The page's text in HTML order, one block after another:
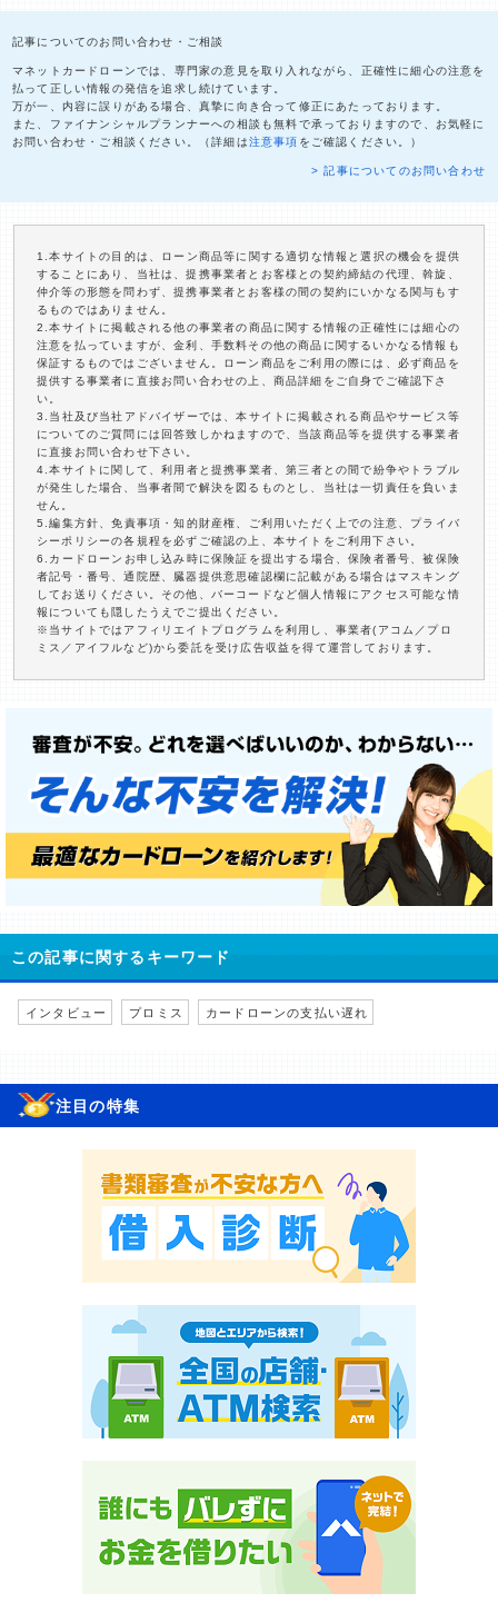
記事についてのお問い合わせ・ご相談
マネットカードローンでは、専門家の意見を取り入れながら、正確性に細心の注意を
払って正しい情報の発信を追求し続けています。
万が一、内容に誤りがある場合、真摯に向き合って修正にあたっております。
また、ファイナンシャルプランナーへの相談も無料で承っておりますので、お気軽に
お問い合わせ・ご相談ください。（詳細は注意事項 をご確認ください。）
> 記事についてのお問い合わせ
1.本サイトの目的は、ローン商品等に関する適切な情報と選択の機会を提供
することにあり、当社は、提携事業者とお客様との契約締結の代理、斡旋、
仲介等の形態を問わず、提携事業者とお客様の間の契約にいかなる関与もす
るものではありません。
2.本サイトに掲載される他の事業者の商品に関する情報の正確性には細心の
注意を払っていますが、金利、手数料その他の商品に関するいかなる情報も
保証するものではございません。ローン商品をご利用の際には、必ず商品を
提供する事業者に直接お問い合わせの上、商品詳細をご自身でご確認下さ
い。
3.当社及び当社アドバイザーでは、本サイトに掲載される商品やサービス等
についてのご質問には回答致しかねますので、当該商品等を提供する事業者
に直接お問い合わせ下さい。
4.本サイトに関して、利用者と提携事業者、第三者との間で紛争やトラブル
が発生した場合、当事者間で解決を図るものとし、当社は一切責任を負いま
せん。
5.編集方針、免責事項・知的財産権、ご利用いただく上での注意、プライバ
シーポリシーの各規程を必ずご確認の上、本サイトをご利用下さい。
6.カードローンお申し込み時に保険証を提出する場合、保険者番号、被保険
者記号・番号、通院歴、臓器提供意思確認欄に記載がある場合はマスキング
してお送りください。その他、バーコードなど個人情報にアクセス可能な情
報についても隠したうえでご提出ください。
※当サイトではアフィリエイトプログラムを利用し、事業者(アコム／プロ
ミス／アイフルなど)から委託を受け広告収益を得て運営しております。
この記事に関するキーワード
インタビュー プロミス カードローンの支払い遅れ
注目の特集